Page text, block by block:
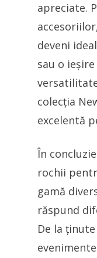
apreciate.
deveni
sau o
colecția
excelentă
În
rochii
gamă
răspund
De la